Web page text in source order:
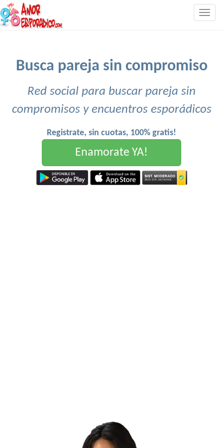
Busca pareja sin compromiso
Red social para buscar pareja sin
compromisos y encuentros esporádicos
Registrate, sin cuotas, 100% gratis!
Enamorate YA!